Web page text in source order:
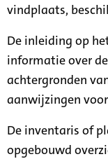
vindplaats,
De inleiding op
informatie over
achtergronden
aanwijzingen
De inventaris of
opgebouwd